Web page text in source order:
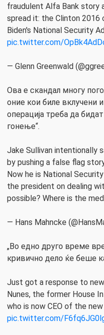
fraudulent Alfa Bank
spread it: the Clinton
Biden's National Security
pic.twitter.com/
— Glenn Greenwald
Ова е скандал многу
оние кои биле вклучени
операција треба да
гонење“.
Jake Sullivan intentionally
by pushing a false flag
Now he is National
the president on dealing
possible? Where is the
— Hans Mahncke
„Во едно друго време
кривично дело ќе беше
Just got a response to
Nunes, the former House
who is now CEO of the
pic.twitter.com/